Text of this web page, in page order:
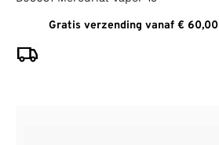
Gratis verzending vanaf € 60,00